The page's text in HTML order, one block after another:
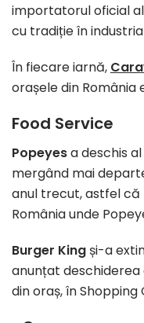
importatorul oficial al
cu tradiție în
În fiecare iarnă,
orașele din
Food Service
Popeyesa deschis
mergând mai
anul trecut, astfel că
România unde
Burger Kingși-a
anunțat
din oraș, în Shopping